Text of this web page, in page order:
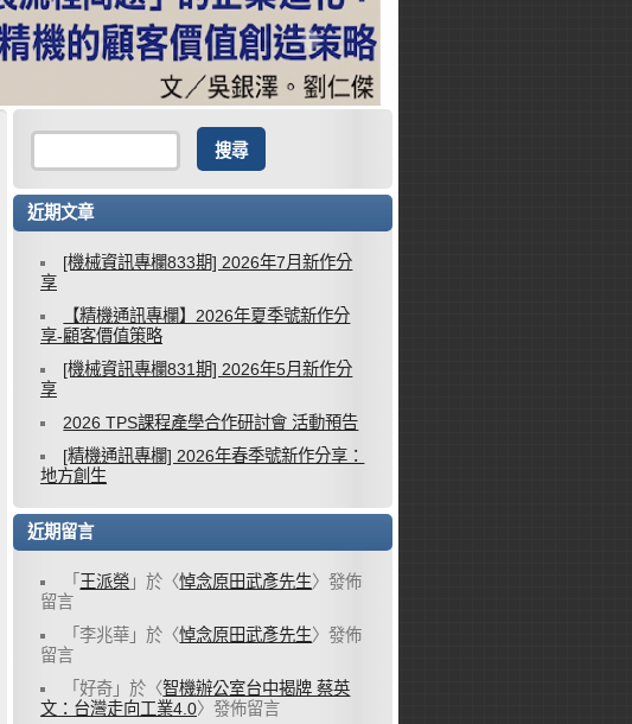
近期文章
[機械資訊專欄833期] 2026年7月新作分
享
【精機通訊專欄】2026年夏季號新作分
享-顧客價值策略
[機械資訊專欄831期] 2026年5月新作分
享
2026 TPS課程產學合作研討會 活動預告
[精機通訊專欄] 2026年春季號新作分享：
地方創生
近期留言
「 王派榮 」於〈悼念原田武彥先生〉發佈
留言
「李兆華 」於〈悼念原田武彥先生〉發佈
留言
「好奇 」於〈智機辦公室台中揭牌 蔡英
文：台灣走向工業4.0〉發佈留言